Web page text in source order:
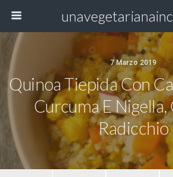
7 Marzo 2019
Quinoa Tiepida Con
Curcuma E Nigella,
Radicchio